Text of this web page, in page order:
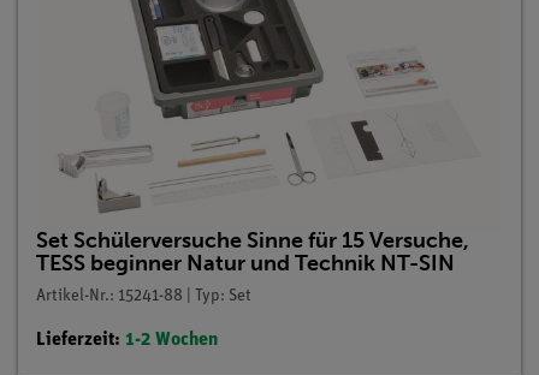
Set Schülerversuche Sinne für 15 Versuche,
TESS beginner Natur und Technik NT-SIN
Artikel-Nr.: 15241-88 | Typ: Set
Lieferzeit: 1-2 Wochen